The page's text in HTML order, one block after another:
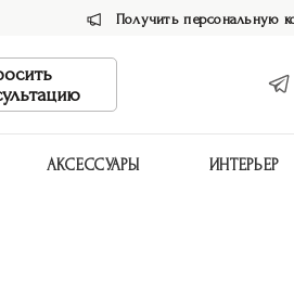
Получить персональную
АКСЕССУАРЫ ИНТЕРЬЕР